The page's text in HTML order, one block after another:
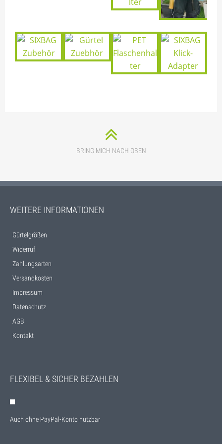
BRING MICH NACH OBEN
WEITERE INFORMATIONEN
Gürtelgrößen
Widerruf
Zahlungsarten
Versandkosten
Impressum
Datenschutz
AGB
Kontakt
FLEXIBEL & SICHER BEZAHLEN
Auch ohne PayPal-Konto nutzbar